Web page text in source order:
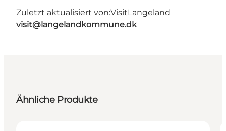
Zuletzt aktualisiert von:VisitLangeland
visit@langelandkommune.dk
Ähnliche Produkte